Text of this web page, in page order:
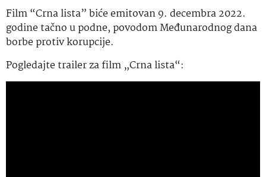
Film “Crna lista” biće emitovan 9. decembra 2022.
godine tačno u podne, povodom Međunarodnog dana
borbe protiv korupcije.
Pogledajte trailer za film „Crna lista“: